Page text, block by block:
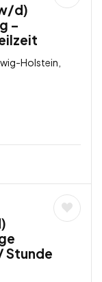
d)
–
Holstein,
Stunde